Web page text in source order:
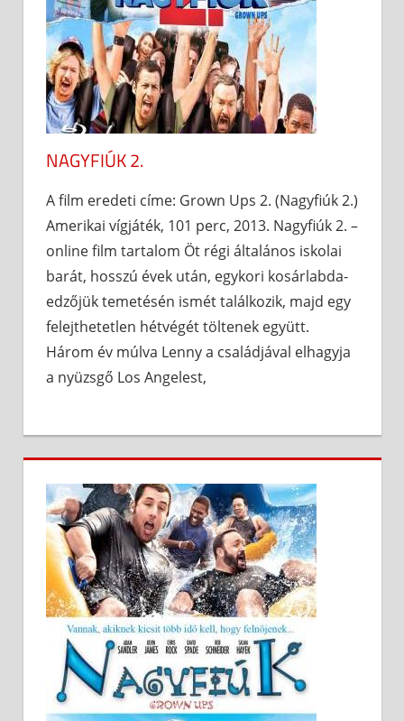
NAGYFIÚK 2.
A film eredeti címe: Grown Ups 2. (Nagyfiúk 2.)
Amerikai vígjáték, 101 perc, 2013. Nagyfiúk 2. –
online film tartalom Öt régi általános iskolai
barát, hosszú évek után, egykori kosárlabda-
edzőjük temetésén ismét találkozik, majd egy
felejthetetlen hétvégét töltenek együtt.
Három év múlva Lenny a családjával elhagyja
a nyüzsgő Los Angelest,